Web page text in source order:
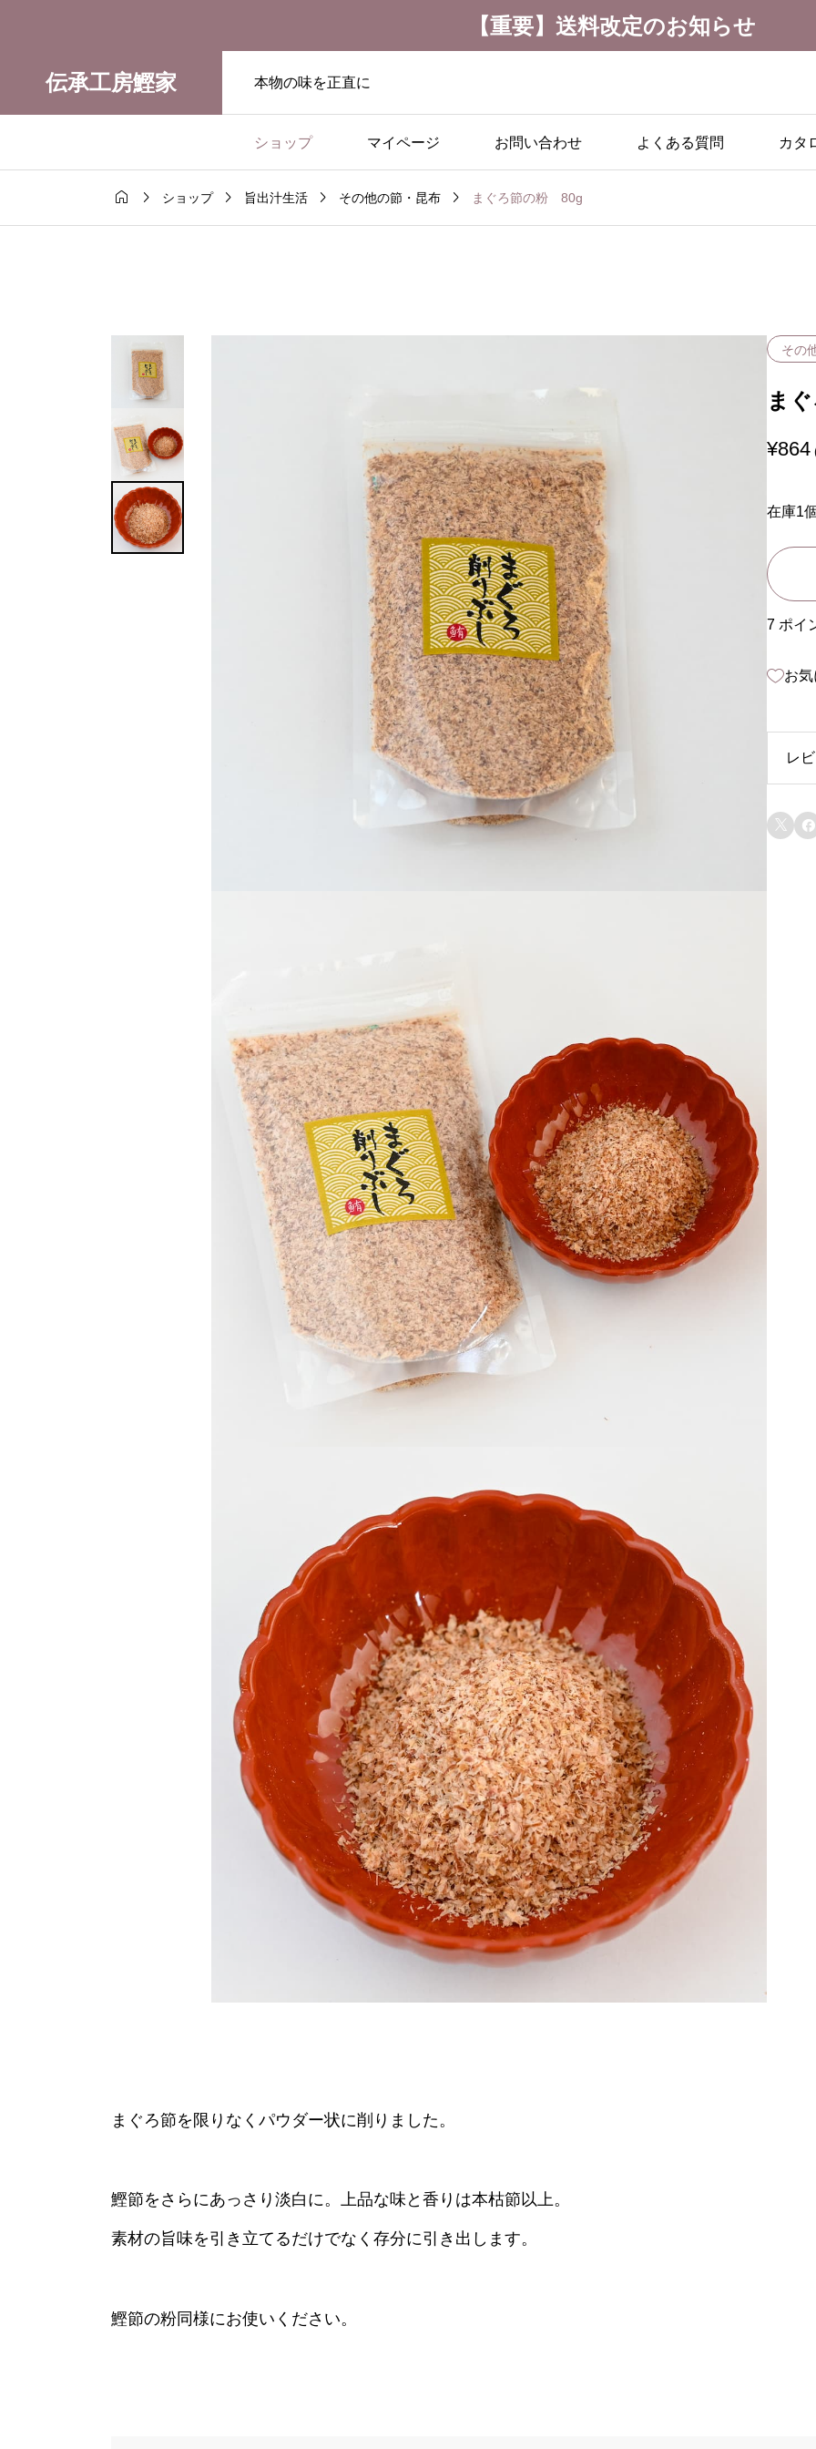
【重要】送料改定のお知らせ
伝承工房鰹家 本物の味を正直に
ショップ マイページ お問い合わせ よくある質問 カタ
  ショップ  旨出汁生活  その他の節・昆布  まぐろ節の粉 80g
その
ま
¥864
在庫1
7 ポイ
お
レ
 
まぐろ節を限りなくパウダー状に削りました。
鰹節をさらにあっさり淡白に。上品な味と香りは本枯節以上。
素材の旨味を引き立てるだけでなく存分に引き出します。
鰹節の粉同様にお使いください。